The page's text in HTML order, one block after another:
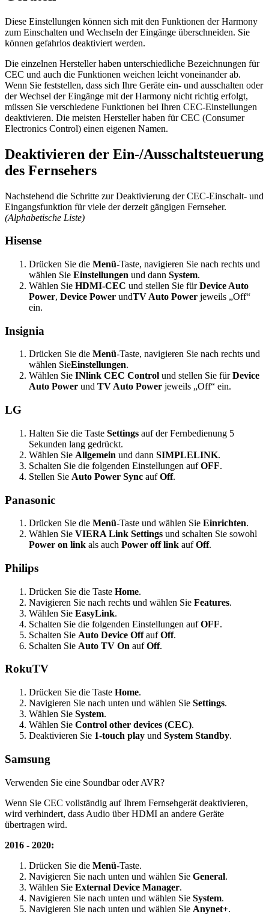
Diese Einstellungen können sich mit den Funktionen der Harmony
zum Einschalten und Wechseln der Eingänge überschneiden. Sie
können gefahrlos deaktiviert werden.
Die einzelnen Hersteller haben unterschiedliche Bezeichnungen für
CEC und auch die Funktionen weichen leicht voneinander ab.
Wenn Sie feststellen, dass sich Ihre Geräte ein- und ausschalten oder
der Wechsel der Eingänge mit der Harmony nicht richtig erfolgt,
müssen Sie verschiedene Funktionen bei Ihren CEC-Einstellungen
deaktivieren. Die meisten Hersteller haben für CEC (Consumer
Electronics Control) einen eigenen Namen.
Deaktivieren der Ein-/Ausschaltsteuerung
des Fernsehers
Nachstehend die Schritte zur Deaktivierung der CEC-Einschalt- und
Eingangsfunktion für viele der derzeit gängigen Fernseher.
(Alphabetische Liste)
Hisense
Drücken Sie die Menü-Taste, navigieren Sie nach rechts und
wählen Sie Einstellungen und dann System.
Wählen Sie HDMI-CEC und stellen Sie fürDevice Auto
Power, Device Power undTV Auto Power jeweils „Off“
ein.
Insignia
Drücken Sie die Menü-Taste, navigieren Sie nach rechts und
wählen SieEinstellungen.
Wählen Sie INlink CEC Control und stellen Sie fürDevice
Auto Power und TV Auto Power jeweils „Off“ ein.
LG
Halten Sie die Taste Settings auf der Fernbedienung 5
Sekunden lang gedrückt.
Wählen Sie Allgemein und dann SIMPLELINK.
Schalten Sie die folgenden Einstellungen aufOFF.
Stellen Sie Auto Power Sync aufOff.
Panasonic
Drücken Sie die Menü-Taste und wählen Sie Einrichten.
Wählen Sie VIERA Link Settings und schalten Sie sowohl
Power on link als auch Power off link aufOff.
Philips
Drücken Sie die Taste Home.
Navigieren Sie nach rechts und wählen Sie Features.
Wählen Sie EasyLink.
Schalten Sie die folgenden Einstellungen aufOFF.
Schalten Sie Auto Device OffaufOff.
Schalten Sie Auto TV On aufOff.
RokuTV
Drücken Sie die Taste Home.
Navigieren Sie nach unten und wählen Sie Settings.
Wählen Sie System.
Wählen Sie Control other devices (CEC).
Deaktivieren Sie 1-touch play und System Standby.
Samsung
Verwenden Sie eine Soundbar oder AVR?
Wenn Sie CEC vollständig auf Ihrem Fernsehgerät deaktivieren,
wird verhindert, dass Audio über HDMI an andere Geräte
übertragen wird.
2016 - 2020:
Drücken Sie die Menü-Taste.
Navigieren Sie nach unten und wählen Sie General.
Wählen Sie External Device Manager.
Navigieren Sie nach unten und wählen Sie System.
Navigieren Sie nach unten und wählen Sie Anynet+.